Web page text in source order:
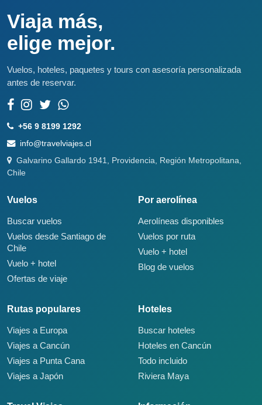
Viaja más,
elige mejor.
Vuelos, hoteles, paquetes y tours con asesoría personalizada
antes de reservar.
+56 9 8199 1292
info@travelviajes.cl
Galvarino Gallardo 1941, Providencia, Región Metropolitana,
Chile
Vuelos
Buscar vuelos
Vuelos desde Santiago de
Chile
Vuelo + hotel
Ofertas de viaje
Por aerolínea
Aerolíneas disponibles
Vuelos por ruta
Vuelo + hotel
Blog de vuelos
Rutas populares
Viajes a Europa
Viajes a Cancún
Viajes a Punta Cana
Viajes a Japón
Hoteles
Buscar hoteles
Hoteles en Cancún
Todo incluido
Riviera Maya